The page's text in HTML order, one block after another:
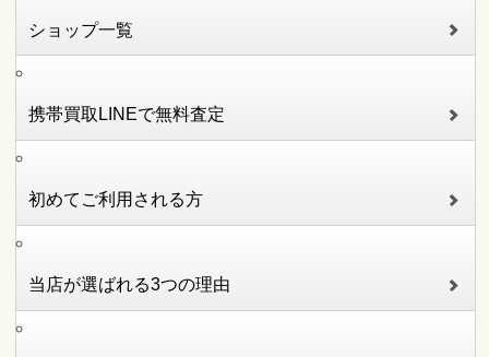
ショップ一覧
携帯買取LINEで無料査定
初めてご利用される方
当店が選ばれる3つの理由